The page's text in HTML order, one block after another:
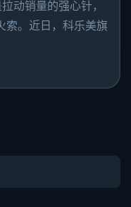
动销量的强心针，
索。近日，科乐美旗